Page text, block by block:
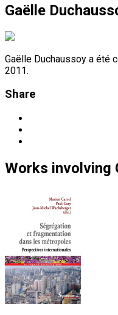
Gaëlle
Gaëlle Duchaussoy a été
2011.
Share
Works involving